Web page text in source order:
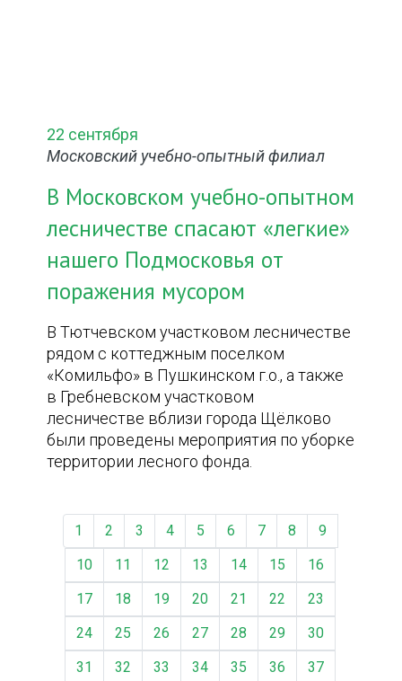
22 сентября
Московский учебно-опытный филиал
В Московском учебно-опытном
лесничестве спасают «легкие»
нашего Подмосковья от
поражения мусором
В Тютчевском участковом лесничестве
рядом с коттеджным поселком
«Комильфо» в Пушкинском г.о., а также
в Гребневском участковом
лесничестве вблизи города Щёлково
были проведены мероприятия по уборке
территории лесного фонда.
1 2 3 4 5 6 7 8
9
10
11 12 13 14 15
16
17
18 19 20 21 22
23
24
25 26 27 28 29
30
31
32 33 34 35 36
37